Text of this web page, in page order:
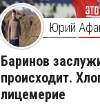
Юрий
Баринов
происходит.
лицемерие